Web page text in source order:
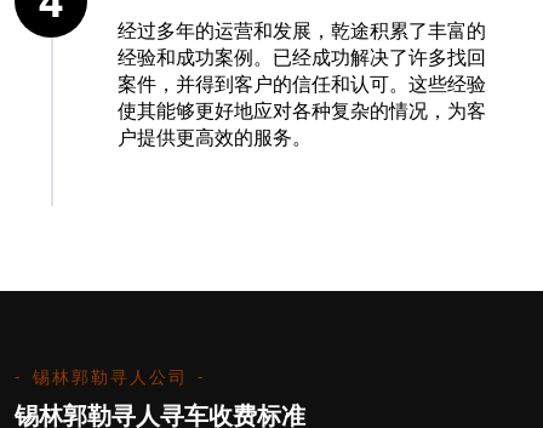
经过多年的运营和发展，乾途积累了丰富的
经验和成功案例。已经成功解决了许多找回
案件，并得到客户的信任和认可。这些经验
使其能够更好地应对各种复杂的情况，为客
户提供更高效的服务。
锡林郭勒寻人公司
锡林郭勒寻人寻车收费标准